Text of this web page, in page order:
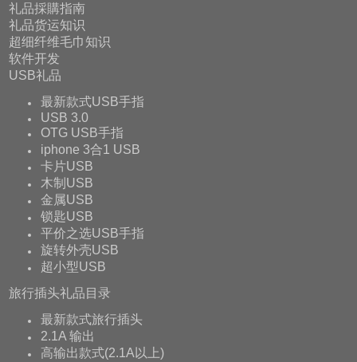
礼品採購指南
礼品货运知识
超细纤维毛巾知识
软件开发
USB礼品
最新款式USB手指
USB 3.0
OTG USB手指
iphone 3合1 USB
卡片USB
木制USB
金属USB
锁匙USB
平价之选USB手指
旋转外壳USB
超小型USB
旅行插头礼品目录
最新款式旅行插头
2.1A 输出
高输出款式(2.1A以上)